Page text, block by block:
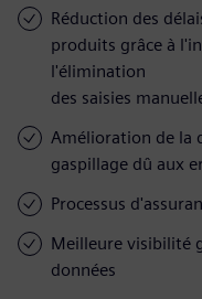
Réduction des
produits grâce à
l'élimination
des saisies
Amélioration de la
gaspillage dû aux
Processus
Meilleure visibilité
données